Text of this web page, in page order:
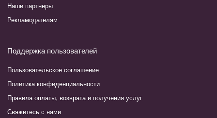
Наши партнеры
Рекламодателям
Поддержка пользователей
Пользовательское соглашение
Политика конфиденциальности
Правила оплаты, возврата и получения услуг
Свяжитесь с нами